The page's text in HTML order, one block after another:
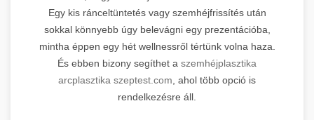
Egy kis ránceltüntetés vagy szemhéjfrissítés után
sokkal könnyebb úgy belevágni egy prezentációba,
mintha éppen egy hét wellnessről tértünk volna haza.
És ebben bizony segíthet a szemhéjplasztika
arcplasztika szeptest.com , ahol több opció is
rendelkezésre áll.